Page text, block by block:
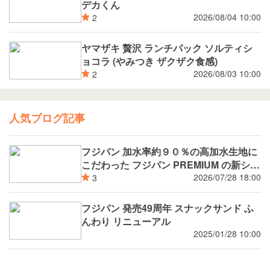
デカくん
2 2026/08/04 10:00
ヤマザキ 贅沢 ランチパック ソルティシ
ョコラ (やみつき ザクザク食感)
2 2026/08/03 10:00
人気ブログ記事
フジパン 加水率約９０％の高加水生地に
こだわった フジパン PREMIUM の新シリ
ーズ 潤rich（うるおいりっち）うるおい
サンド ブルーベリー 8月新発売
3 2026/07/28 18:00
フジパン 発売49周年 スナックサンド ふ
んわり リニューアル
2025/01/28 10:00